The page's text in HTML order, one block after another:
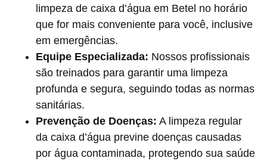
limpeza de caixa d’água em Betel no horário
que for mais conveniente para você, inclusive
em emergências.
Equipe Especializada: Nossos profissionais
são treinados para garantir uma limpeza
profunda e segura, seguindo todas as normas
sanitárias.
Prevenção de Doenças: A limpeza regular
da caixa d’água previne doenças causadas
por água contaminada, protegendo sua saúde